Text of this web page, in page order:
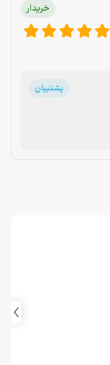
خریدار
پشتیبان